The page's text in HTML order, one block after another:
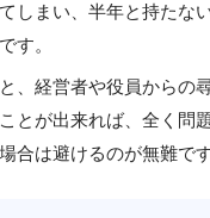
しまい、半年と持たな
す。
、経営者や役員からの
とが出来れば、全く問
合は避けるのが無難です